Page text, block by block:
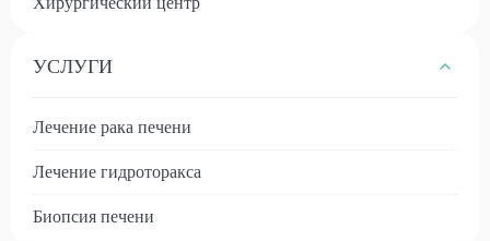
УСЛУГИ
Лечение рака печени
Лечение гидроторакса
Биопсия печени